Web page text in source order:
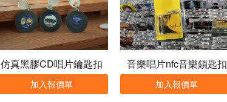
仿真黑膠CD唱片鑰匙扣
加入報價單
音樂唱片nfc音樂鎖匙扣
加入報價單